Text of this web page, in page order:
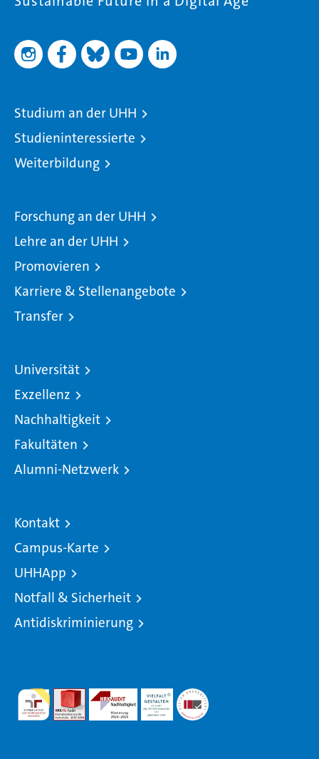
Studium an der UHH
Studieninteressierte
Weiterbildung
Forschung an der UHH
Lehre an der UHH
Promovieren
Karriere & Stellenangebote
Transfer
Universität
Exzellenz
Nachhaltigkeit
Fakultäten
Alumni-Netzwerk
Kontakt
Campus-Karte
UHHApp
Notfall & Sicherheit
Antidiskriminierung